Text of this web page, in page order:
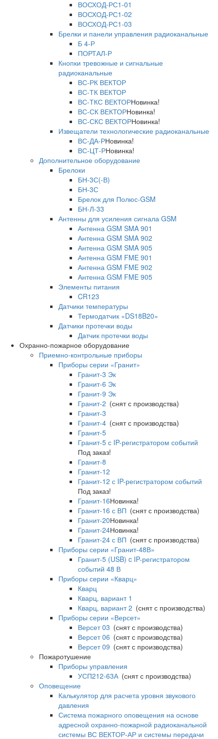
ВОСХОД-РС1-01
ВОСХОД-РС1-02
ВОСХОД-РС1-03
Брелки и панели управления радиоканальные
Б 4-Р
ПОРТАЛ-Р
Кнопки тревожные и сигнальные
радиоканальные
ВС-РК ВЕКТОР
ВС-ТК ВЕКТОР
ВС-ТКС ВЕКТОРНовинка!
ВС-СК ВЕКТОРНовинка!
ВС-СКС ВЕКТОРНовинка!
Извещатели технологические радиоканальные
ВС-ДА-РНовинка!
ВС-ЦТ-РНовинка!
Дополнительное оборудование
Брелоки
БН-3С(-В)
БН-3С
Брелок для Полюс-GSM
БН-Л-33
Антенны для усиления сигнала GSM
Антенна GSM SMA 901
Антенна GSM SMA 902
Антенна GSM SMA 905
Антенна GSM FME 901
Антенна GSM FME 902
Антенна GSM FME 905
Элементы питания
CR123
Датчики температуры
Термодатчик «DS18B20»
Датчики протечки воды
Датчик протечки воды
Охранно-пожарное оборудование
Приемно-контрольные приборы
Приборы серии «Гранит»
Гранит-3 Эк
Гранит-6 Эк
Гранит-9 Эк
Гранит-2 (снят с производства)
Гранит-3
Гранит-4 (снят с производства)
Гранит-5
Гранит-5 с IP-регистратором событий
Под заказ!
Гранит-8
Гранит-12
Гранит-12 с IP-регистратором событий
Под заказ!
Гранит-16Новинка!
Гранит-16 с ВП (снят с производства)
Гранит-20Новинка!
Гранит-24Новинка!
Гранит-24 с ВП (снят с производства)
Приборы серии «Гранит-48В»
Гранит-5 (USB) c IP-регистратором
событий 48 В
Приборы серии «Кварц»
Кварц
Кварц, вариант 1
Кварц, вариант 2 (снят с производства)
Приборы серии «Версет»
Версет 03 (снят с производства)
Версет 06 (снят с производства)
Версет 09 (снят с производства)
Пожаротушение
Приборы управления
УСП212-63А(снят с производства)
Оповещение
Калькулятор для расчета уровня звукового
давления
Система пожарного оповещения на основе
адресной охранно-пожарной радиоканальной
системы ВС ВЕКТОР-АР и системы передачи